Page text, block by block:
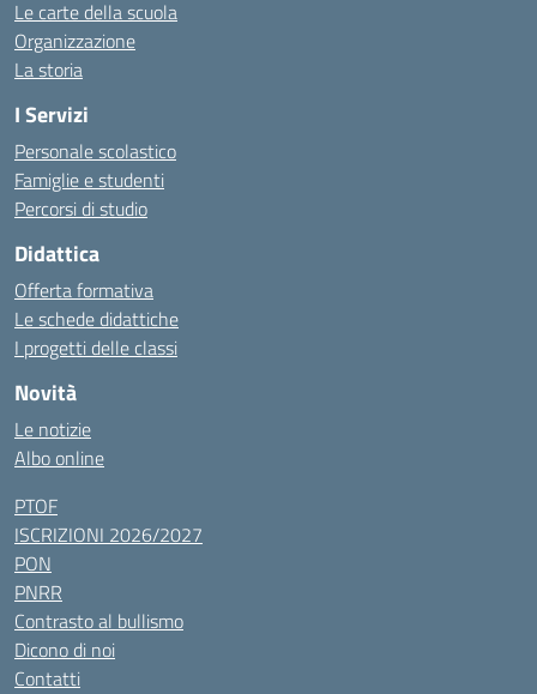
Le carte della scuola
Organizzazione
La storia
I Servizi
Personale scolastico
Famiglie e studenti
Percorsi di studio
Didattica
Offerta formativa
Le schede didattiche
I progetti delle classi
Novità
Le notizie
Albo online
PTOF
ISCRIZIONI 2026/2027
PON
PNRR
Contrasto al bullismo
Dicono di noi
Contatti